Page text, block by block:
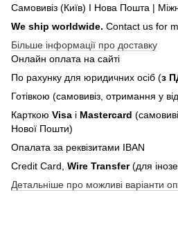
Самовивіз (Київ) І Нова Пошта |
We ship worldwide. Contact us for
Більше інформації про доставку
Онлайн оплата на сайті
По рахунку для юридичних осіб (з
Готівкою (самовивіз, отримання у
Карткою Visa і Mastercard
Нової Пошти)
Опалата за реквізитами IBAN
Credit Card, Wire Transfer(для
Детальніше про можливі варіанти